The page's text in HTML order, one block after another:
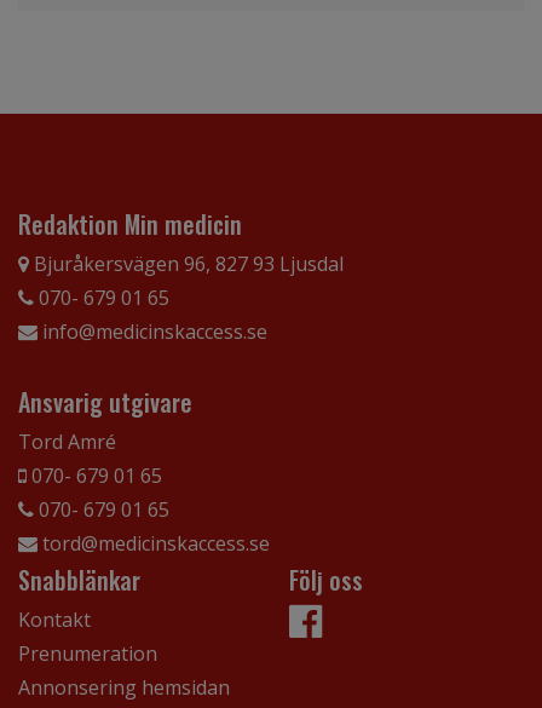
Redaktion Min medicin
Bjuråkersvägen 96, 827 93 Ljusdal
070- 679 01 65
info@medicinskaccess.se
Ansvarig utgivare
Tord Amré
070- 679 01 65
070- 679 01 65
tord@medicinskaccess.se
Snabblänkar
Kontakt
Prenumeration
Annonsering hemsidan
Följ oss